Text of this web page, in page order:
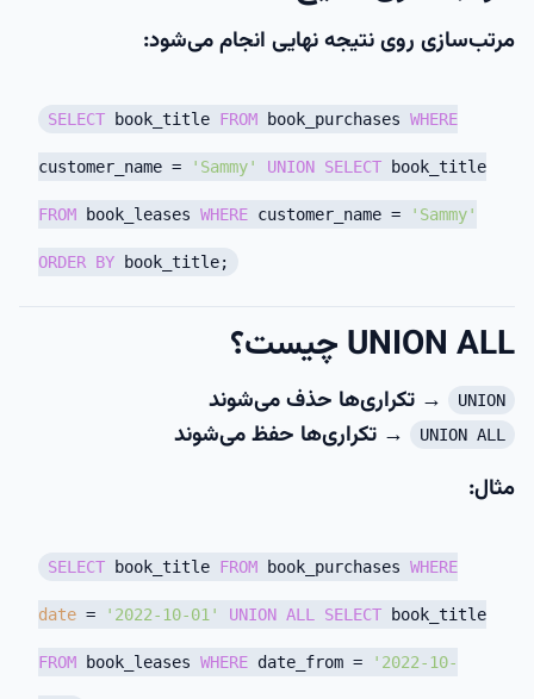
مرتب‌سازی روی نتیجه نهایی انجام می‌شود:
SELECT book_title FROM book_purchases WHERE
customer_name = 'Sammy' UNION SELECT book_title
FROM book_leases WHERE customer_name = 'Sammy'
ORDER BY book_title;
UNION ALL چیست؟
UNION → تکراری‌ها حذف می‌شوند
UNION ALL
→ تکراری‌ها حفظ می‌شوند
مثال:
SELECT book_title FROM book_purchases WHERE
date = '2022-10-01' UNION ALL SELECT book_title
FROM book_leases WHERE date_from = '2022-10-